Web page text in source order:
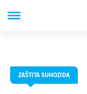
ZAŠTITA SUHOZIDA